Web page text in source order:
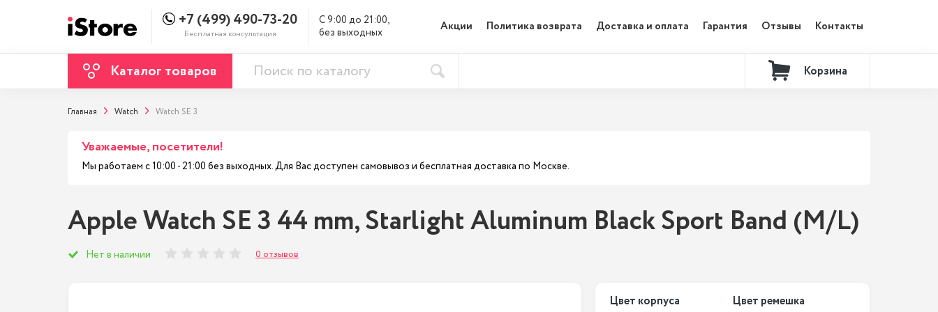
+7 (499) 490-73-20
Бесплатная консультация
С 9:00 до 21:00,
без выходных
Акции Политика возврата Доставка и оплата Гарантия Отзывы Контакты
Каталог товаров Корзина
Главная Watch Watch SE 3
Уважаемые, посетители!
Мы работаем с 10:00 - 21:00 без выходных. Для Вас доступен самовывоз и бесплатная доставка по Москве.
Apple Watch SE 3 44 mm, Starlight Aluminum Black Sport Band (M/L)
Нет в наличии 0 отзывов
Цвет корпуса Цвет ремешка